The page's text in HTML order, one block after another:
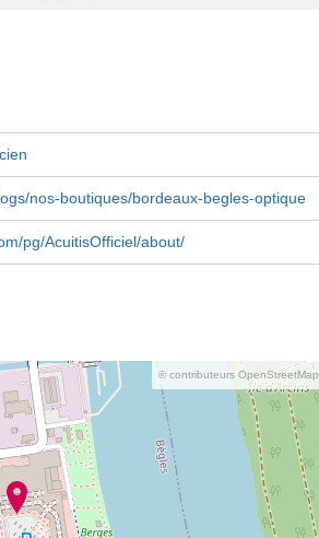
nos-boutiques/bordeaux-begles-optique
pg/AcuitisOfficiel/about/
© contributeurs OpenStreetMap